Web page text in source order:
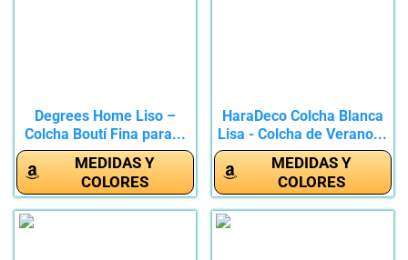
Degrees Home Liso –
Colcha Boutí Fina para...
MEDIDAS Y
COLORES
HaraDeco Colcha Blanca
Lisa - Colcha de Verano...
MEDIDAS Y
COLORES